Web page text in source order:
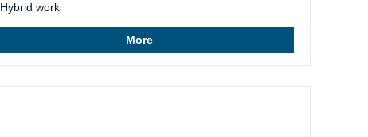
Hybrid work
More